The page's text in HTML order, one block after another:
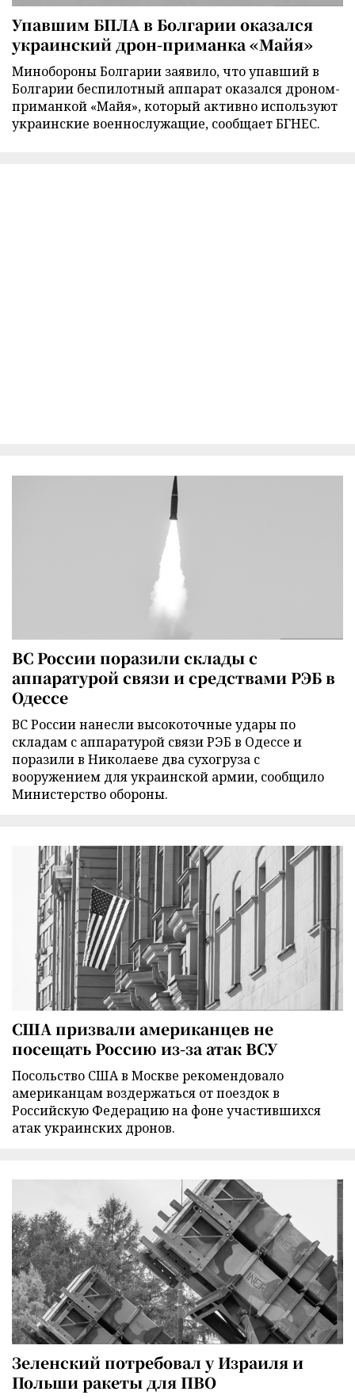
Упавшим БПЛА в Болгарии оказался
украинский дрон-приманка «Майя»
Минобороны Болгарии заявило, что упавший в
Болгарии беспилотный аппарат оказался дроном-
приманкой «Майя», который активно используют
украинские военнослужащие, сообщает БГНЕС.
ВС России поразили склады с
аппаратурой связи и средствами РЭБ в
Одессе
ВС России нанесли высокоточные удары по
складам с аппаратурой связи РЭБ в Одессе и
поразили в Николаеве два сухогруза с
вооружением для украинской армии, сообщило
Министерство обороны.
США призвали американцев не
посещать Россию из-за атак ВСУ
Посольство США в Москве рекомендовало
американцам воздержаться от поездок в
Российскую Федерацию на фоне участившихся
атак украинских дронов.
Зеленский потребовал у Израиля и
Польши ракеты для ПВО